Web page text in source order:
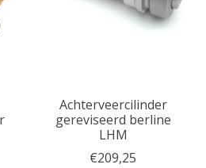
Achterveercilinder
gereviseerd berline
LHM
€209,25